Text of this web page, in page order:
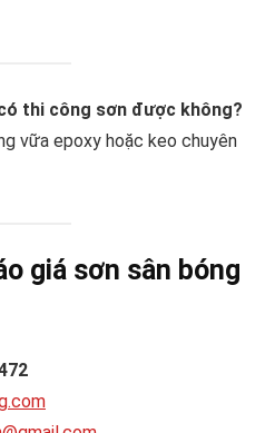
thi công sơn được không?
vữa epoxy hoặc keo chuyên
giá sơn sân bóng